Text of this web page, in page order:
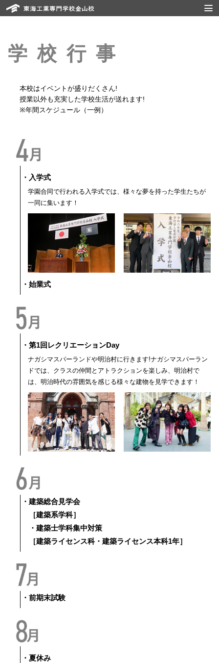
学校行事
本校はイベントが盛りだくさん!
授業以外も充実した学校生活が送れます!
※年間スケジュール（一例）
・入学式
学園合同で行われる入学式では、様々な夢を持った学生たちが
一同に集います！
・始業式
・第1回レクリエーションDay
ナガシマスパーランドや明治村に行きます!ナガシマスパーラン
ドでは、クラスの仲間とアトラクションを楽しみ、明治村で
は、明治時代の雰囲気を感じる様々な建物を見学できます！
・建築総合見学会
［建築系学科］
・建築士学科集中対策
［建築ライセンス科・建築ライセンス本科1年］
・前期末試験
・夏休み